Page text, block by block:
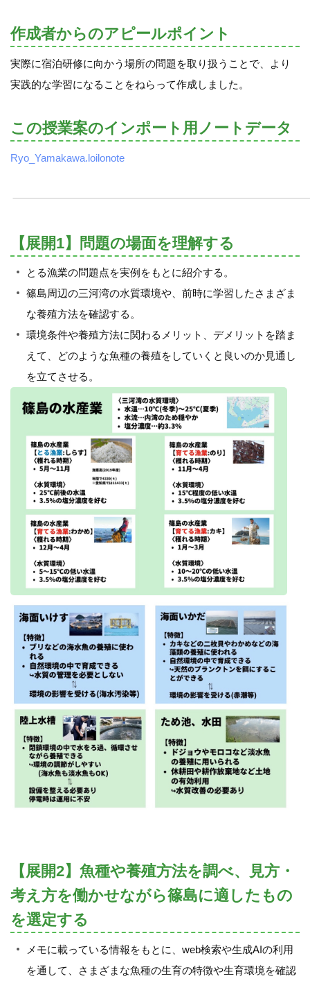
作成者からのアピールポイント
実際に宿泊研修に向かう場所の問題を取り扱うことで、より
実践的な学習になることをねらって作成しました。
この授業案のインポート用ノートデータ
Ryo_Yamakawa.loilonote
【展開1】問題の場面を理解する
とる漁業の問題点を実例をもとに紹介する。
篠島周辺の三河湾の水質環境や、前時に学習したさまざま
な養殖方法を確認する。
環境条件や養殖方法に関わるメリット、デメリットを踏ま
えて、どのような魚種の養殖をしていくと良いのか見通し
を立てさせる。
【展開2】魚種や養殖方法を調べ、見方・
考え方を働かせながら篠島に適したもの
を選定する
メモに載っている情報をもとに、web検索や生成AIの利用
を通して、さまざまな魚種の生育の特徴や生育環境を確認